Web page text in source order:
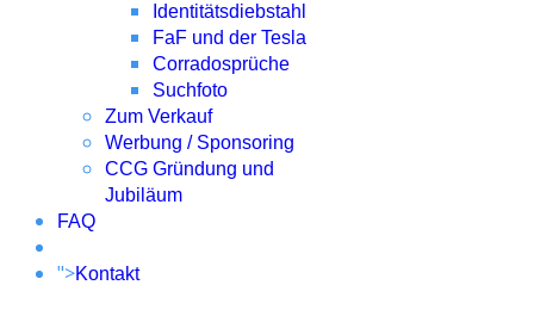
Identitätsdiebstahl
FaF und der Tesla
Corradosprüche
Suchfoto
Zum Verkauf
Werbung / Sponsoring
CCG Gründung und
Jubiläum
FAQ
">Kontakt